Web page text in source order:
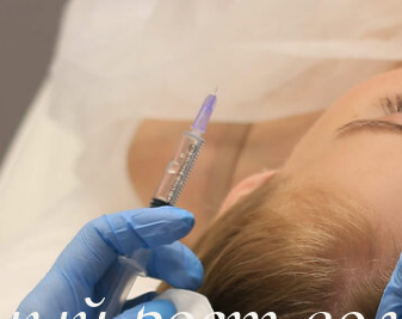
рост волос: